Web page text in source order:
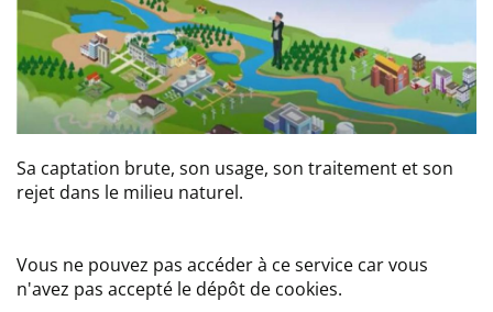
Sa captation brute, son usage, son traitement et son
rejet dans le milieu naturel.
Vous ne pouvez pas accéder à ce service car vous
n'avez pas accepté le dépôt de cookies.